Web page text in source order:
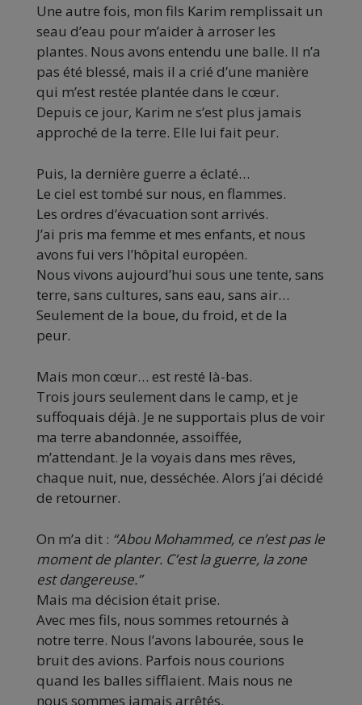
Une autre fois, mon fils Karim remplissait un
seau d’eau pour m’aider à arroser les
plantes. Nous avons entendu une balle. Il n’a
pas été blessé, mais il a crié d’une manière
qui m’est restée plantée dans le cœur.
Depuis ce jour, Karim ne s’est plus jamais
approché de la terre. Elle lui fait peur.
Puis, la dernière guerre a éclaté…
Le ciel est tombé sur nous, en flammes.
Les ordres d’évacuation sont arrivés.
J’ai pris ma femme et mes enfants, et nous
avons fui vers l’hôpital européen.
Nous vivons aujourd’hui sous une tente, sans
terre, sans cultures, sans eau, sans air…
Seulement de la boue, du froid, et de la
peur.
Mais mon cœur… est resté là-bas.
Trois jours seulement dans le camp, et je
suffoquais déjà. Je ne supportais plus de voir
ma terre abandonnée, assoiffée,
m’attendant. Je la voyais dans mes rêves,
chaque nuit, nue, desséchée. Alors j’ai décidé
de retourner.
On m’a dit : “Abou Mohammed, ce n’est pas le
moment de planter. C’est la guerre, la zone
est dangereuse.”
Mais ma décision était prise.
Avec mes fils, nous sommes retournés à
notre terre. Nous l’avons labourée, sous le
bruit des avions. Parfois nous courions
quand les balles sifflaient. Mais nous ne
nous sommes jamais arrêtés.